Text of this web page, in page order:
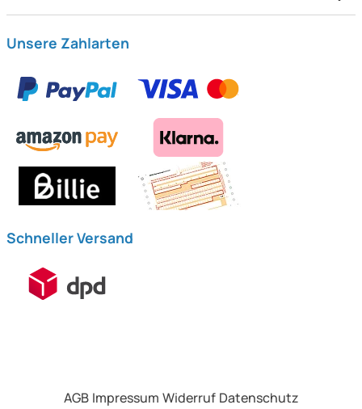
Unsere Zahlarten
Schneller Versand
AGB Impressum Widerruf Datenschutz